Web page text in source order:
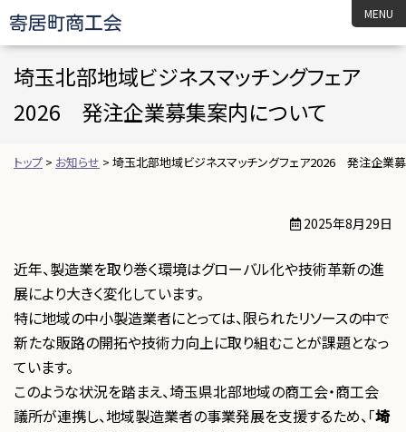
埼玉北部地域ビジネスマッチングフェア
2026 発注企業募集案内について
トップ > お知らせ > 埼玉北部地域ビジネスマッチングフェア2026 発注企業
2025年8月29日
近年、製造業を取り巻く環境はグローバル化や技術革新の進
展により大きく変化しています。
特に地域の中小製造業者にとっては、限られたリソースの中で
新たな販路の開拓や技術力向上に取り組むことが課題となっ
ています。
このような状況を踏まえ、埼玉県北部地域の商工会・商工会
議所が連携し、地域製造業者の事業発展を支援するため、「埼